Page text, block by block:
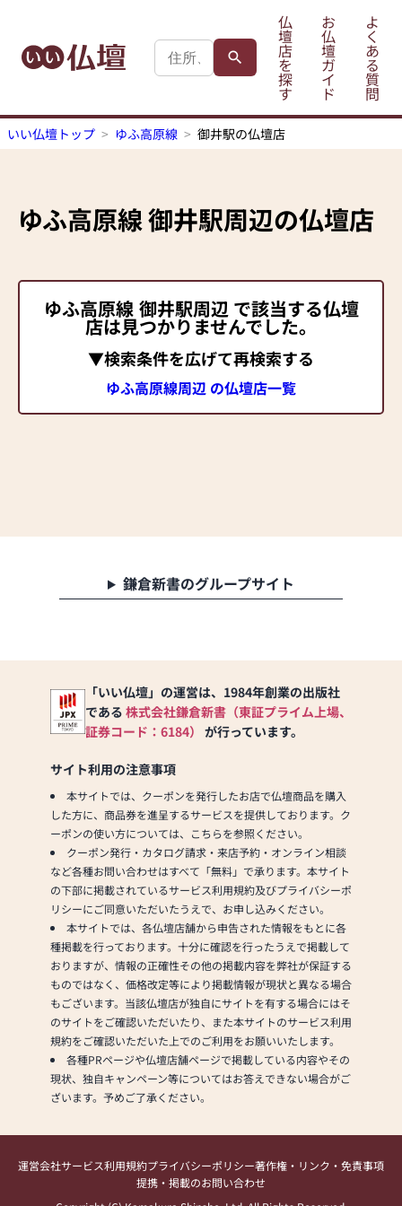
仏
壇
店
を
探
す
お
仏
壇
ガ
イ
ド
よ
く
あ
る
質
問
いい仏壇トップ ゆふ高原線 御井駅の仏壇店
ゆふ高原線御井駅周辺の仏壇店
ゆふ高原線 御井駅周辺 で該当する仏壇
店は見つかりませんでした。
▼検索条件を広げて再検索する
ゆふ高原線周辺 の仏壇店一覧
鎌倉新書のグループサイト
「いい仏壇」の運営は、1984年創業の出版社
である 株式会社鎌倉新書（東証プライム上場、
証券コード：6184） が行っています。
サイト利用の注意事項
本サイトでは、クーポンを発行したお店で仏壇商品を購入
した方に、商品券を進呈するサービスを提供しております。ク
ーポンの使い方については、こちらを参照ください。
クーポン発行・カタログ請求・来店予約・オンライン相談
など各種お問い合わせはすべて「無料」で承ります。本サイト
の下部に掲載されているサービス利用規約及びプライバシーポ
リシーにご同意いただいたうえで、お申し込みください。
本サイトでは、各仏壇店舗から申告された情報をもとに各
種掲載を行っております。十分に確認を行ったうえで掲載して
おりますが、情報の正確性その他の掲載内容を弊社が保証する
ものではなく、価格改定等により掲載情報が現状と異なる場合
もございます。当該仏壇店が独自にサイトを有する場合にはそ
のサイトをご確認いただいたり、また本サイトのサービス利用
規約をご確認いただいた上でのご利用をお願いいたします。
各種PRページや仏壇店舗ページで掲載している内容やその
現状、独自キャンペーン等についてはお答えできない場合がご
ざいます。予めご了承ください。
運営会社サービス利用規約プライバシーポリシー著作権・リンク・免責事項
提携・掲載のお問い合わせ